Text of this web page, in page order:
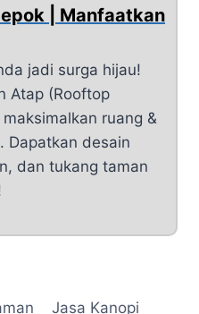
| Manfaatkan
jadi surga hijau!
Atap (Rooftop
ruang &
Dapatkan desain
dan tukang taman
Jasa Kanopi